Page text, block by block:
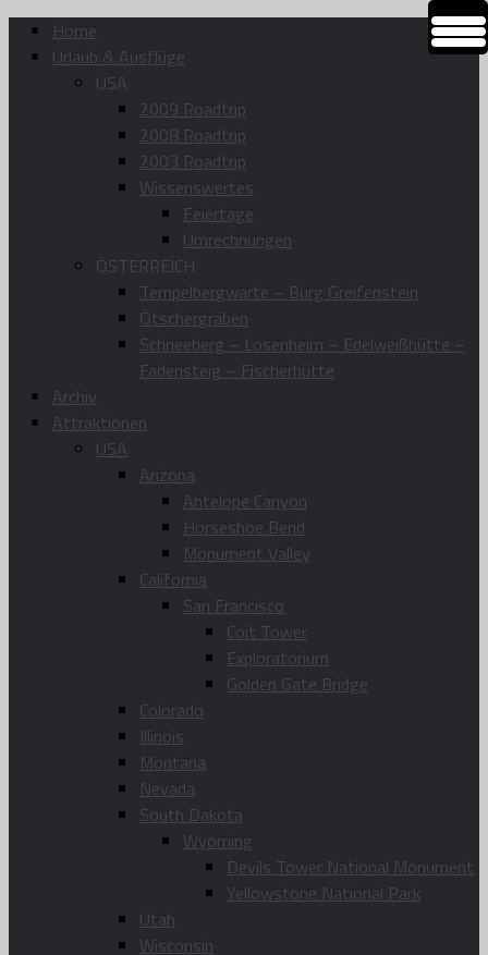
Home
Urlaub & Ausflüge
USA
2009 Roadtrip
2008 Roadtrip
2003 Roadtrip
Wissenswertes
Feiertage
Umrechnungen
ÖSTERREICH
Tempelbergwarte – Burg Greifenstein
Ötschergräben
Schneeberg – Losenheim – Edelweißhütte –
Fadensteig – Fischerhütte
Archiv
Attraktionen
USA
Arizona
Antelope Canyon
Horseshoe Bend
Monument Valley
California
San Francisco
Coit Tower
Exploratorium
Golden Gate Bridge
Colorado
Illinois
Montana
Nevada
South Dakota
Wyoming
Devils Tower National Monument
Yellowstone National Park
Utah
Wisconsin